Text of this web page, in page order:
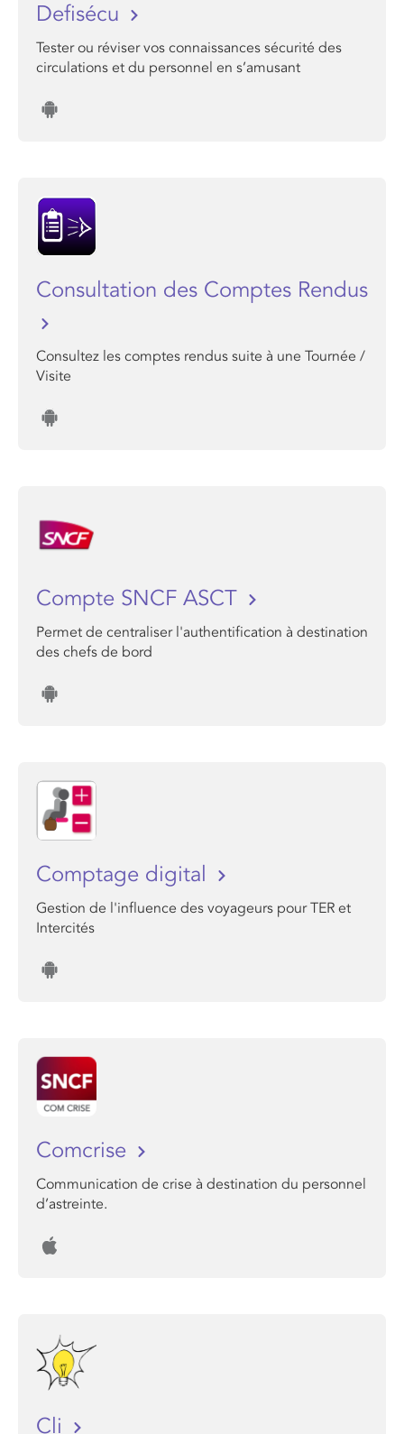
Defisécu
Tester ou réviser vos connaissances sécurité des
circulations et du personnel en s’amusant
Consultation des Comptes Rendus
Consultez les comptes rendus suite à une Tournée /
Visite
Compte SNCF ASCT
Permet de centraliser l'authentification à destination
des chefs de bord
Comptage digital
Gestion de l'influence des voyageurs pour TER et
Intercités
Comcrise
Communication de crise à destination du personnel
d’astreinte.
Cli